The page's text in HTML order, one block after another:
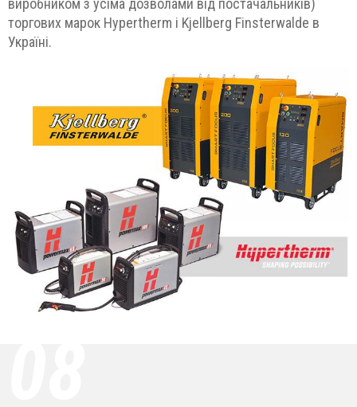
торгових марок Hypertherm і Kjellberg Finsterwalde в
Україні.